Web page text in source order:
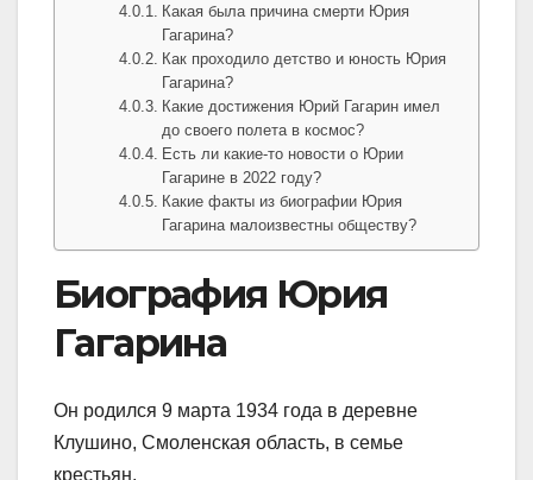
Какая была причина смерти Юрия
Гагарина?
Как проходило детство и юность Юрия
Гагарина?
Какие достижения Юрий Гагарин имел
до своего полета в космос?
Есть ли какие-то новости о Юрии
Гагарине в 2022 году?
Какие факты из биографии Юрия
Гагарина малоизвестны обществу?
Биография Юрия
Гагарина
Он родился 9 марта 1934 года в деревне
Клушино, Смоленская область, в семье
крестьян.